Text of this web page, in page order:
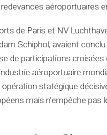
aéroportuaires
de Paris et NV
Schiphol, avaient
de participations
aéroportuaire
statégique
mais n’empêche